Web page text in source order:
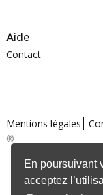
En poursuivant
acceptez
Aide
Contact
Mentions légales
®